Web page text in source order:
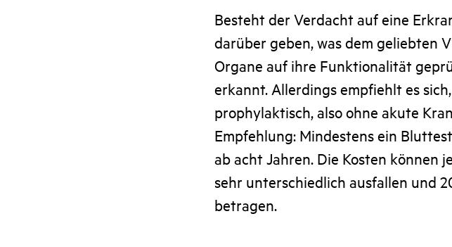
Besteht der Verdacht auf eine
darüber geben, was dem geliebten
Organe auf ihre Funktionalität
erkannt. Allerdings empfiehlt es
prophylaktisch, also ohne akute
Empfehlung: Mindestens ein
ab acht Jahren. Die Kosten können
sehr unterschiedlich ausfallen und
betragen.